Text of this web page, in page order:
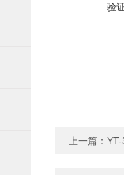
验
上一篇：